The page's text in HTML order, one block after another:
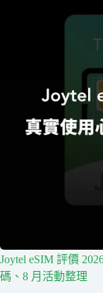
Joytel eSIM 評價
碼、8 月活動整理